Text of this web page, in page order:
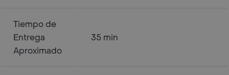
Tiempo de
Entrega
Aproximado
35 min